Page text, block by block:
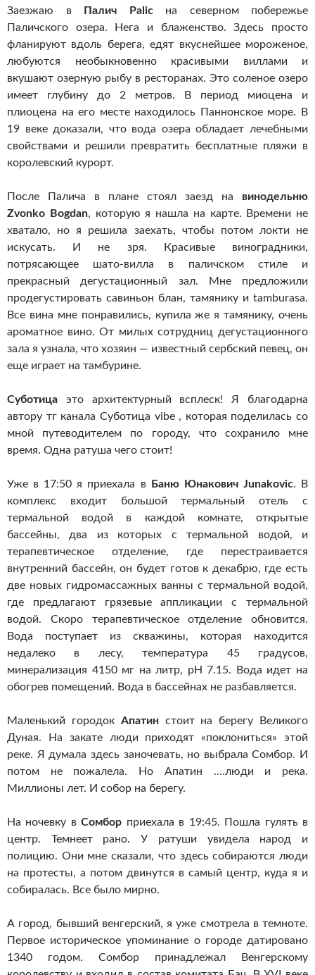
Заезжаю в Палич Palicна северном побережье
Паличского озера. Нега и блаженство. Здесь просто
фланируют вдоль берега, едят вкуснейшее мороженое,
любуются необыкновенно красивыми виллами и
вкушают озерную рыбу в ресторанах. Это соленое озеро
имеет глубину до 2 метров. В период миоцена и
плиоцена на его месте находилось Паннонское море. В
19 веке доказали, что вода озера обладает лечебными
свойствами и решили превратить бесплатные пляжи в
королевский курорт.
После Палича в плане стоял заезд на винодельню
Zvonko Bogdan, которую я нашла на карте. Времени не
хватало, но я решила заехать, чтобы потом локти не
искусать. И не зря. Красивые виноградники,
потрясающее шато-вилла в паличском стиле и
прекрасный дегустационный зал. Мне предложили
продегустировать савиньон блан, тамянику и tamburasa.
Все вина мне понравились, купила же я тамянику, очень
ароматное вино. От милых сотрудниц дегустационного
зала я узнала, что хозяин — известный сербский певец, он
еще играет на тамбурине.
Суботица это архитектурный всплеск! Я благодарна
автору тг канала Суботица vibe , которая поделилась со
мной путеводителем по городу, что сохранило мне
время. Одна ратуша чего стоит!
Уже в 17:50 я приехала в Баню Юнакович Junakovic. В
комплекс входит большой термальный отель с
термальной водой в каждой комнате, открытые
бассейны, два из которых с термальной водой, и
терапевтическое отделение, где перестраивается
внутренний бассейн, он будет готов к декабрю, где есть
две новых гидромассажных ванны с термальной водой,
где предлагают грязевые аппликации с термальной
водой. Скоро терапевтическое отделение обновится.
Вода поступает из скважины, которая находится
недалеко в лесу, температура 45 градусов,
минерализация 4150 мг на литр, pH 7.15. Вода идет на
обогрев помещений. Вода в бассейнах не разбавляется.
Маленький городок Апатинстоит на берегу Великого
Дуная. На закате люди приходят «поклониться» этой
реке. Я думала здесь заночевать, но выбрала Сомбор. И
потом не пожалела. Но Апатин ….люди и река.
Миллионы лет. И собор на берегу.
На ночевку вСомбор приехала в 19:45. Пошла гулять в
центр. Темнеет рано. У ратуши увидела народ и
полицию. Они мне сказали, что здесь собираются люди
на протесты, а потом двинутся в самый центр, куда я и
собиралась. Все было мирно.
А город, бывший венгерский, я уже смотрела в темноте.
Первое историческое упоминание о городе датировано
1340 годом. Сомбор принадлежал Венгерскому